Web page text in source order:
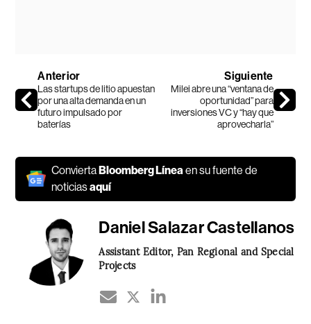
Anterior
Las startups de litio apuestan
por una alta demanda en un
futuro impulsado por
baterías
Siguiente
Milei abre una “ventana de
oportunidad” para
inversiones VC y “hay que
aprovecharla”
ConviertaBloomberg Línea en su fuente de
noticiasaquí
Daniel Salazar Castellanos
Assistant Editor, Pan Regional and Special
Projects